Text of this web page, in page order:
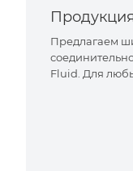
Предлагаем
Fluid. Для